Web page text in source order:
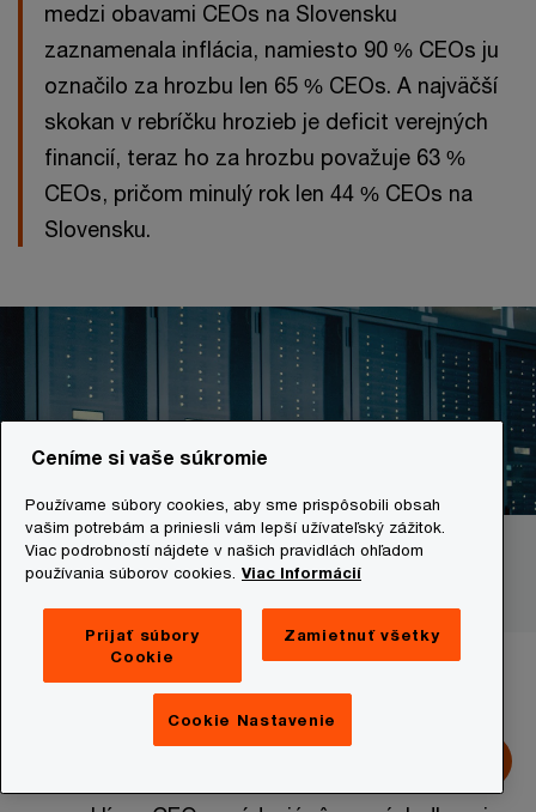
medzi obavami CEOs na Slovensku
zaznamenala inflácia, namiesto 90 % CEOs ju
označilo za hrozbu len 65 % CEOs. A najväčší
skokan v rebríčku hrozieb je deficit verejných
financií, teraz ho za hrozbu považuje 63 %
CEOs, pričom minulý rok len 44 % CEOs na
Slovensku.
Hroziaca existenčná zmena
3. Tlak klimatických zmien
Medzi megatrendmi, ktoré tlačia na generálnych
Ceníme si vaše súkromie
Používame súbory cookies, aby sme prispôsobili obsah
vašim potrebám a priniesli vám lepší užívateľský zážitok.
Viac podrobností nájdete v našich pravidlách ohľadom
používania súborov cookies. Viac Informácií
Prijať súbory
Cookie
Zamietnuť všetky
Cookie Nastavenie